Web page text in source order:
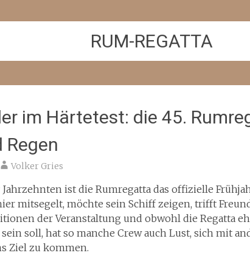
RUM-REGATTA
im Härtetest: die 45.
Regen
Volker Gries
ist die Rumregatta das offizielle
mitsegelt, möchte sein Schiff zeigen, trifft
der Veranstaltung und obwohl die Regatta
soll, hat so manche Crew auch Lust, sich mit
Ziel zu kommen.